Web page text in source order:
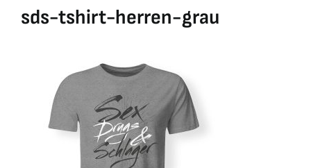
Geschenk-Gutscheine
Kollektionen
sds-tshirt-herren-grau